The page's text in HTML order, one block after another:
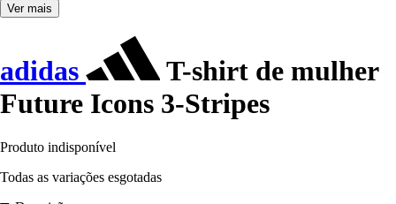
Ver mais
adidas
T-shirt de mulher
Future Icons 3-Stripes
Produto indisponível
Todas as variações esgotadas